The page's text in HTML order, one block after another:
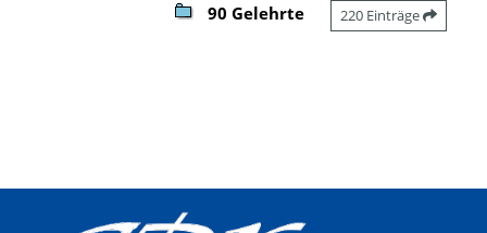
90 Gelehrte 220 Einträge